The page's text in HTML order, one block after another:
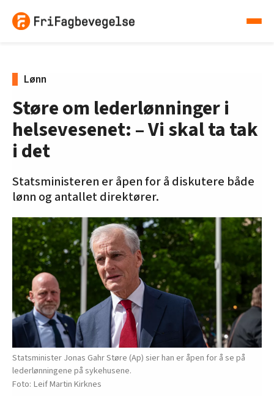
Lønn
Støre om lederlønninger i
helsevesenet: – Vi skal ta tak
i det
Statsministeren er åpen for å diskutere både
lønn og antallet direktører.
Statsminister Jonas Gahr Støre (Ap) sier han er åpen for å se på
lederlønningene på sykehusene.
Leif Martin Kirknes